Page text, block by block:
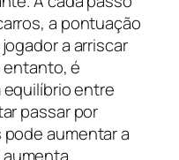
a pontuação
a arriscar
entanto, é
entre
passar por
aumentar a